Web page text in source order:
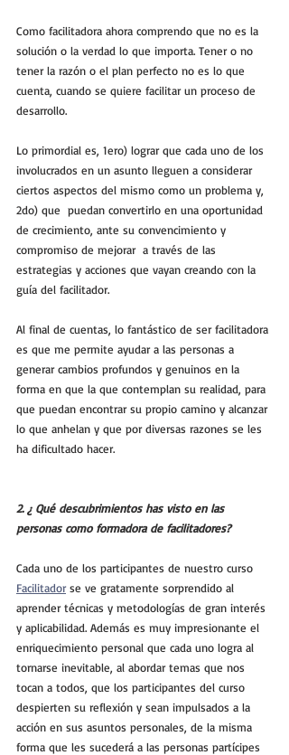
Como facilitadora ahora comprendo que no es la
solución o la verdad lo que importa. Tener o no
tener la razón o el plan perfecto no es lo que
cuenta, cuando se quiere facilitar un proceso de
desarrollo.
Lo primordial es, 1ero) lograr que cada uno de los
involucrados en un asunto lleguen a considerar
ciertos aspectos del mismo como un problema y,
2do) que  puedan convertirlo en una oportunidad
de crecimiento, ante su convencimiento y
compromiso de mejorar  a través de las
estrategias y acciones que vayan creando con la
guía del facilitador.
Al final de cuentas, lo fantástico de ser facilitadora
es que me permite ayudar a las personas a
generar cambios profundos y genuinos en la
forma en que la que contemplan su realidad, para
que puedan encontrar su propio camino y alcanzar
lo que anhelan y que por diversas razones se les
ha dificultado hacer.
2. ¿ Qué descubrimientos has visto en las
personas como formadora de facilitadores?
Cada uno de los participantes de nuestro curso
Facilitador se ve gratamente sorprendido al
aprender técnicas y metodologías de gran interés
y aplicabilidad. Además es muy impresionante el
enriquecimiento personal que cada uno logra al
tornarse inevitable, al abordar temas que nos
tocan a todos, que los participantes del curso
despierten su reflexión y sean impulsados a la
acción en sus asuntos personales, de la misma
forma que les sucederá a las personas partícipes